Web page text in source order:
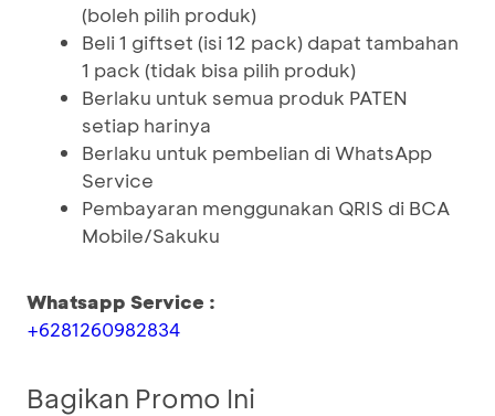
(boleh pilih produk)
Beli 1 giftset (isi 12 pack) dapat tambahan
1 pack (tidak bisa pilih produk)
Berlaku untuk semua produk PATEN
setiap harinya
Berlaku untuk pembelian di WhatsApp
Service
Pembayaran menggunakan QRIS di BCA
Mobile/Sakuku
Whatsapp Service :
+6281260982834
Bagikan Promo Ini